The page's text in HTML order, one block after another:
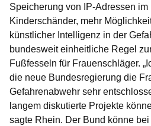
Speicherung von IP-Adressen im
Kinderschänder, mehr
künstlicher Intelligenz in der
bundesweit einheitliche Regel
Fußfesseln für Frauenschläger.
die neue Bundesregierung die
Gefahrenabwehr sehr
langem diskutierte Projekte
sagte Rhein. Der Bund könne